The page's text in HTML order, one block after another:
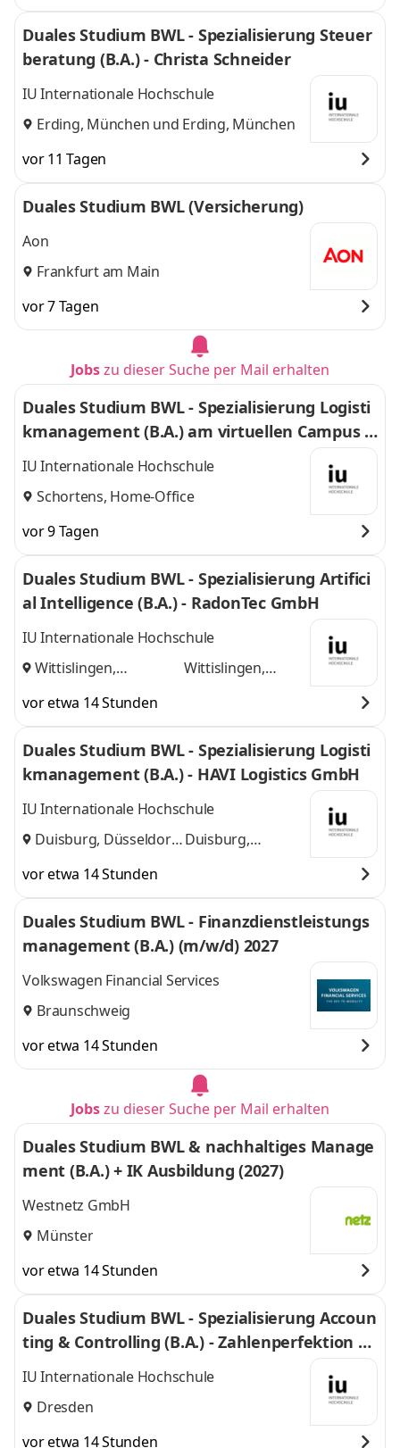
Duales Studium BWL - Spezialisierung Steuer
beratung (B.A.) - Christa Schneider
IU Internationale Hochschule
Erding, München und Erding, München
vor 11 Tagen
Duales Studium BWL (Versicherung)
Aon
Frankfurt am Main
vor 7 Tagen
Jobszu dieser Suche per Mail erhalten
Duales Studium BWL - Spezialisierung Logisti
kmanagement (B.A.) am virtuellen Campus -
Nordfrost GmbH & Co. KG
IU Internationale Hochschule
Schortens, Home-Office
vor 9 Tagen
Duales Studium BWL - Spezialisierung Artifici
al Intelligence (B.A.) - RadonTec GmbH
IU Internationale Hochschule
Wittislingen,
Wittislingen,
vor etwa 14 Stunden
Duales Studium BWL - Spezialisierung Logisti
kmanagement (B.A.) - HAVI Logistics GmbH
IU Internationale Hochschule
Duisburg, Düsseldorf Duisburg,
vor etwa 14 Stunden
Duales Studium BWL - Finanzdienstleistungs
management (B.A.) (m/w/d) 2027
Volkswagen Financial Services
Braunschweig
vor etwa 14 Stunden
Jobszu dieser Suche per Mail erhalten
Duales Studium BWL & nachhaltiges Manage
ment (B.A.) + IK Ausbildung (2027)
Westnetz GmbH
Münster
vor etwa 14 Stunden
Duales Studium BWL - Spezialisierung Accoun
ting & Controlling (B.A.) - Zahlenperfektion G
mbH
IU Internationale Hochschule
Dresden
vor etwa 14 Stunden